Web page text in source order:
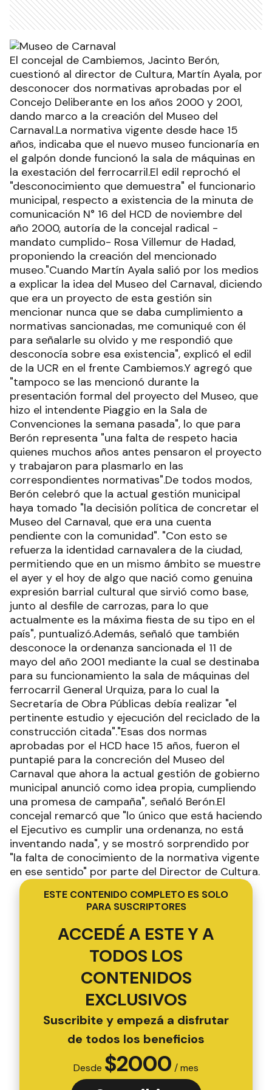
El concejal de Cambiemos, Jacinto Berón,
cuestionó al director de Cultura, Martín Ayala, por
desconocer dos normativas aprobadas por el
Concejo Deliberante en los años 2000 y 2001,
dando marco a la creación del Museo del
Carnaval.La normativa vigente desde hace 15
años, indicaba que el nuevo museo funcionaría en
el galpón donde funcionó la sala de máquinas en
la exestación del ferrocarril.El edil reprochó el
"desconocimiento que demuestra" el funcionario
municipal, respecto a existencia de la minuta de
comunicación N° 16 del HCD de noviembre del
año 2000, autoría de la concejal radical -
mandato cumplido- Rosa Villemur de Hadad,
proponiendo la creación del mencionado
museo."Cuando Martín Ayala salió por los medios
a explicar la idea del Museo del Carnaval, diciendo
que era un proyecto de esta gestión sin
mencionar nunca que se daba cumplimiento a
normativas sancionadas, me comuniqué con él
para señalarle su olvido y me respondió que
desconocía sobre esa existencia", explicó el edil
de la UCR en el frente Cambiemos.Y agregó que
"tampoco se las mencionó durante la
presentación formal del proyecto del Museo, que
hizo el intendente Piaggio en la Sala de
Convenciones la semana pasada", lo que para
Berón representa "una falta de respeto hacia
quienes muchos años antes pensaron el proyecto
y trabajaron para plasmarlo en las
correspondientes normativas".De todos modos,
Berón celebró que la actual gestión municipal
haya tomado "la decisión política de concretar el
Museo del Carnaval, que era una cuenta
pendiente con la comunidad". "Con esto se
refuerza la identidad carnavalera de la ciudad,
permitiendo que en un mismo ámbito se muestre
el ayer y el hoy de algo que nació como genuina
expresión barrial cultural que sirvió como base,
junto al desfile de carrozas, para lo que
actualmente es la máxima fiesta de su tipo en el
país", puntualizó.Además, señaló que también
desconoce la ordenanza sancionada el 11 de
mayo del año 2001 mediante la cual se destinaba
para su funcionamiento la sala de máquinas del
ferrocarril General Urquiza, para lo cual la
Secretaría de Obra Públicas debía realizar "el
pertinente estudio y ejecución del reciclado de la
construcción citada"."Esas dos normas
aprobadas por el HCD hace 15 años, fueron el
puntapié para la concreción del Museo del
Carnaval que ahora la actual gestión de gobierno
municipal anunció como idea propia, cumpliendo
una promesa de campaña", señaló Berón.El
concejal remarcó que "lo único que está haciendo
el Ejecutivo es cumplir una ordenanza, no está
inventando nada", y se mostró sorprendido por
"la falta de conocimiento de la normativa vigente
en ese sentido" por parte del Director de Cultura.
ESTE CONTENIDO COMPLETO ES SOLO
PARA SUSCRIPTORES
ACCEDÉ A ESTE Y A
TODOS LOS
CONTENIDOS
EXCLUSIVOS
Suscribite y empezá a disfrutar
de todos los beneficios
Desde $2000 / mes